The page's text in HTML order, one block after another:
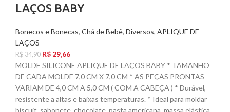
LAÇOS BABY
Bonecos e Bonecas, Chá de Bebê, Diversos, APLIQUE DE
LAÇOS
R$34,90 R$ 29,66
MOLDE SILICONE APLIQUE DE LAÇOS BABY * TAMANHO
DE CADA MOLDE 7,0 CM X 7,0 CM * AS PEÇAS PRONTAS
VARIAM DE 4,0 CM A 5,0 CM ( COM A CABEÇA ) * Durável,
resistente a altas e baixas temperaturas. * Ideal para moldar